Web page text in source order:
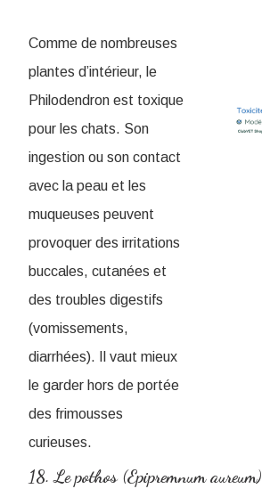
Comme de nombreuses
plantes d’intérieur, le
Philodendron est toxique
pour les chats. Son
ingestion ou son contact
avec la peau et les
muqueuses peuvent
provoquer des irritations
buccales, cutanées et
des troubles digestifs
(vomissements,
diarrhées). Il vaut mieux
le garder hors de portée
des frimousses
curieuses.
18. Le pothos (Epipremnum aureum)